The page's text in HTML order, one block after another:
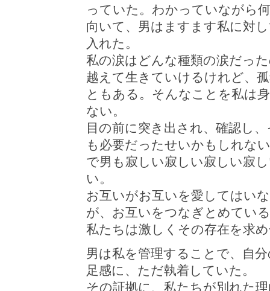
っていた。わかっていながら
向いて、男はますます私に対
入れた。
私の涙はどんな種類の涙だっ
越えて生きていけるけれど、
ともある。そんなことを私は
ない。
目の前に突き出され、確認し
も必要だったせいかもしれな
で男も寂しい寂しい寂しい寂
い。
お互いがお互いを愛してはい
が、お互いをつなぎとめてい
私たちは激しくその存在を求
男は私を管理することで、自
足感に、ただ執着していた。
その証拠に、私たちが別れた